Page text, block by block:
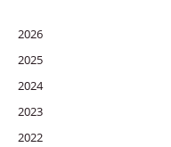
2026
2025
2024
2023
2022